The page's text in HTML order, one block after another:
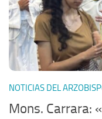
NOTICIAS DEL
Mons. Carrara: